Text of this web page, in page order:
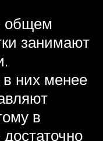
общем
занимают
них менее
в